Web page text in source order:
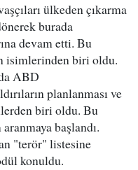
ülkeden çıkarma
burada
devam etti. Bu
isimlerinden biri oldu.
ABD
planlanması ve
biri oldu. Bu
başlandı.
"terör" listesine
konuldu.